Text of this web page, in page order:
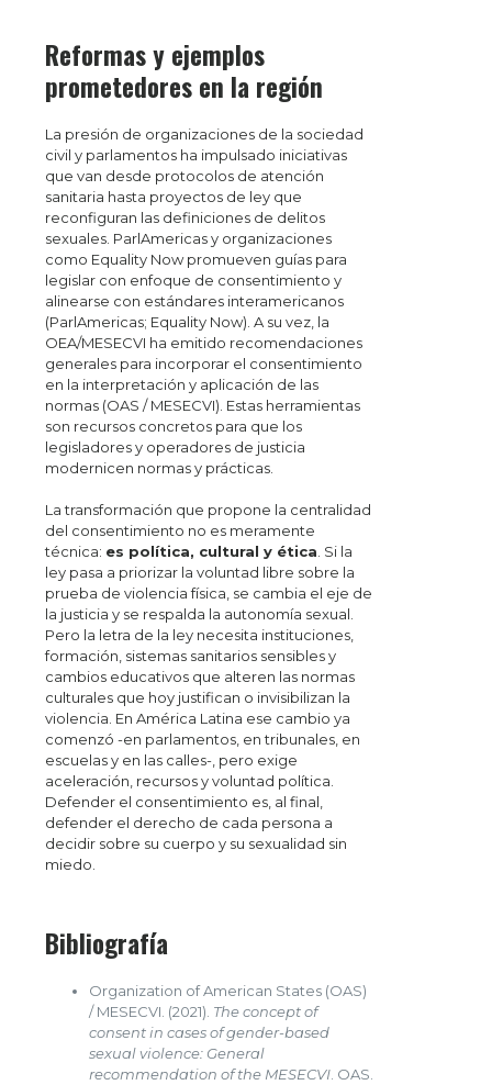
Reformas y ejemplos
prometedores en la región
La presión de organizaciones de la sociedad
civil y parlamentos ha impulsado iniciativas
que van desde protocolos de atención
sanitaria hasta proyectos de ley que
reconfiguran las definiciones de delitos
sexuales. ParlAmericas y organizaciones
como Equality Now promueven guías para
legislar con enfoque de consentimiento y
alinearse con estándares interamericanos
(ParlAmericas; Equality Now). A su vez, la
OEA/MESECVI ha emitido recomendaciones
generales para incorporar el consentimiento
en la interpretación y aplicación de las
normas (OAS / MESECVI). Estas herramientas
son recursos concretos para que los
legisladores y operadores de justicia
modernicen normas y prácticas.
La transformación que propone la centralidad
del consentimiento no es meramente
técnica: es política, cultural y ética. Si la
ley pasa a priorizar la voluntad libre sobre la
prueba de violencia física, se cambia el eje de
la justicia y se respalda la autonomía sexual.
Pero la letra de la ley necesita instituciones,
formación, sistemas sanitarios sensibles y
cambios educativos que alteren las normas
culturales que hoy justifican o invisibilizan la
violencia. En América Latina ese cambio ya
comenzó -en parlamentos, en tribunales, en
escuelas y en las calles-, pero exige
aceleración, recursos y voluntad política.
Defender el consentimiento es, al final,
defender el derecho de cada persona a
decidir sobre su cuerpo y su sexualidad sin
miedo.
Bibliografía
Organization of American States (OAS)
/ MESECVI. (2021). The concept of
consent in cases of gender-based
sexual violence: General
recommendation of the MESECVI . OAS.